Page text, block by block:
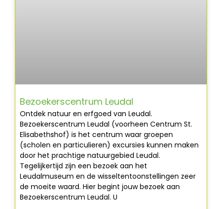
Bezoekerscentrum Leudal
Ontdek natuur en erfgoed van Leudal.
Bezoekerscentrum Leudal (voorheen Centrum St.
Elisabethshof) is het centrum waar groepen
(scholen en particulieren) excursies kunnen maken
door het prachtige natuurgebied Leudal.
Tegelijkertijd zijn een bezoek aan het
Leudalmuseum en de wisseltentoonstellingen zeer
de moeite waard. Hier begint jouw bezoek aan
Bezoekerscentrum Leudal. U